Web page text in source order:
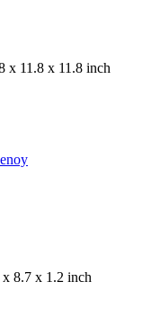
x 11.8 x 11.8 inch
x 8.7 x 1.2 inch